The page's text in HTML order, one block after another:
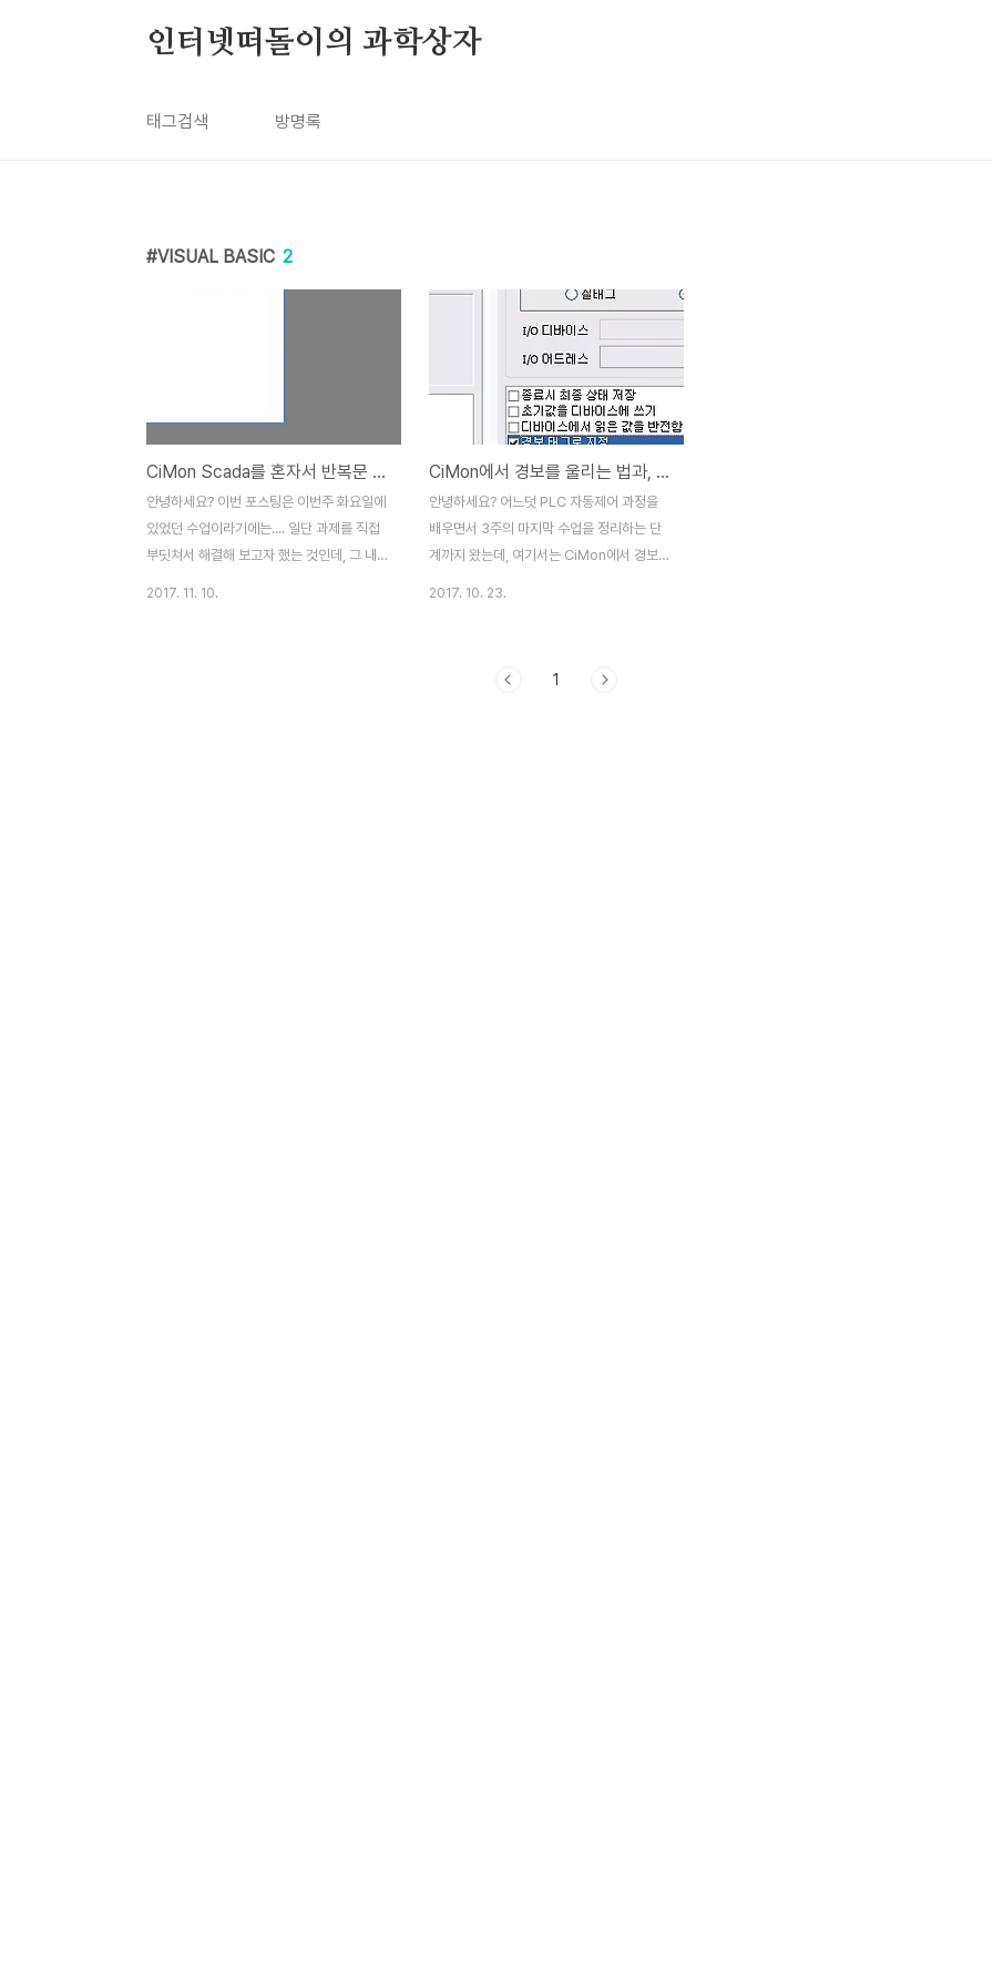
인터넷떠돌이의 과학상자
태그검색 방명록
VISUAL BASIC 2
CiMon Scada를 혼자서 반복문 만들고, 정답과 대조한 결과
안녕하세요? 이번 포스팅은 이번주 화요일에
있었던 수업이라기에는.... 일단 과제를 직접
부딧쳐서 해결해 보고자 했는 것인데, 그 내
2017. 11. 10.
CiMon에서 경보를 울리는 법과, 스크립트 작업을 하는 법
안녕하세요? 어느덧 PLC 자동제어 과정을
배우면서 3주의 마지막 수업을 정리하는 단
계까지 왔는데, 여기서는 CiMon에서 경보라
기본적으로 제공해 주지 않는 기능을 구현하
2017. 10. 23.
1